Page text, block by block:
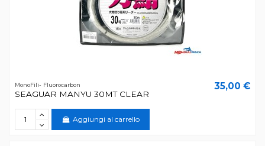
MonoFili- Fluorocarbon
SEAGUAR MANYU 30MT CLEAR
35,00 €
Aggiungi al carrello